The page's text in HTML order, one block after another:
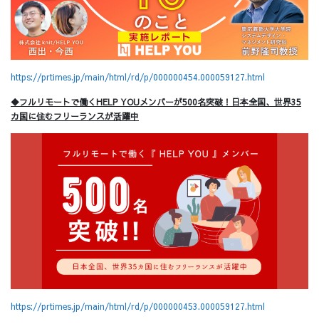
https://prtimes.jp/main/html/rd/p/000000454.000059127.html
◆フルリモートで働くHELP YOUメンバーが500名突破！日本全国、世界35
カ国に住むフリーランスが活躍中
https://prtimes.jp/main/html/rd/p/000000453.000059127.html